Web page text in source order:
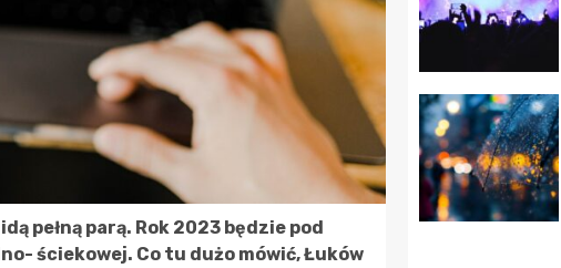
pełną parą. Rok 2023 będzie pod
ściekowej. Co tu dużo mówić, Łuków